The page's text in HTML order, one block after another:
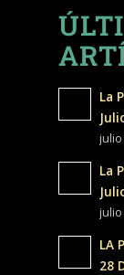
La
julio
La
julio
LA
28